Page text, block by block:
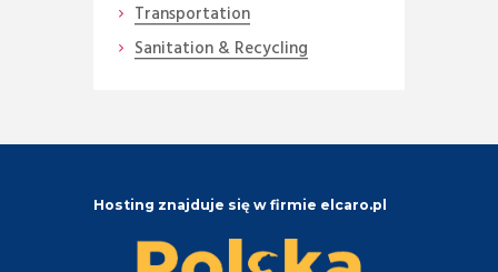
Transportation
Sanitation & Recycling
Hosting znajduje się w firmie elcaro.pl